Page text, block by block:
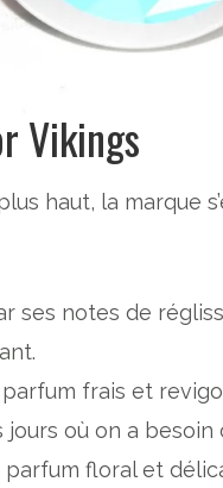
Vikings
haut, la marque
ses notes de
frais et
où on a besoin
parfum floral et